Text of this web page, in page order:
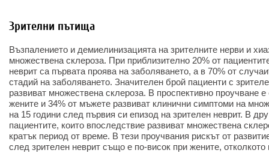
Зрителни пътища
Възпалението и демиелинизацията на зрителните нерви и
множествена склероза. При приблизително 20% от
неврит са първата проява на заболяването, а в 70% от
стадий на заболяването. Значителен брой пациенти с
развиват множествена склероза. В проспективно проучване
жените и 34% от мъжете развиват клинични симптоми на
на 15 години след първия си епизод на зрителен неврит. В
пациентите, които впоследствие развиват множествена
кратък период от време. В тези проучвания рискът от
след зрителен неврит също е по-висок при жените,